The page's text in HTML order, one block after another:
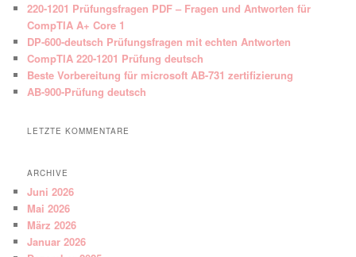
220-1201 Prüfungsfragen PDF – Fragen und Antworten für
CompTIA A+ Core 1
DP-600-deutsch Prüfungsfragen mit echten Antworten
CompTIA 220-1201 Prüfung deutsch
Beste Vorbereitung für microsoft AB-731 zertifizierung
AB-900-Prüfung deutsch
LETZTE KOMMENTARE
ARCHIVE
Juni 2026
Mai 2026
März 2026
Januar 2026